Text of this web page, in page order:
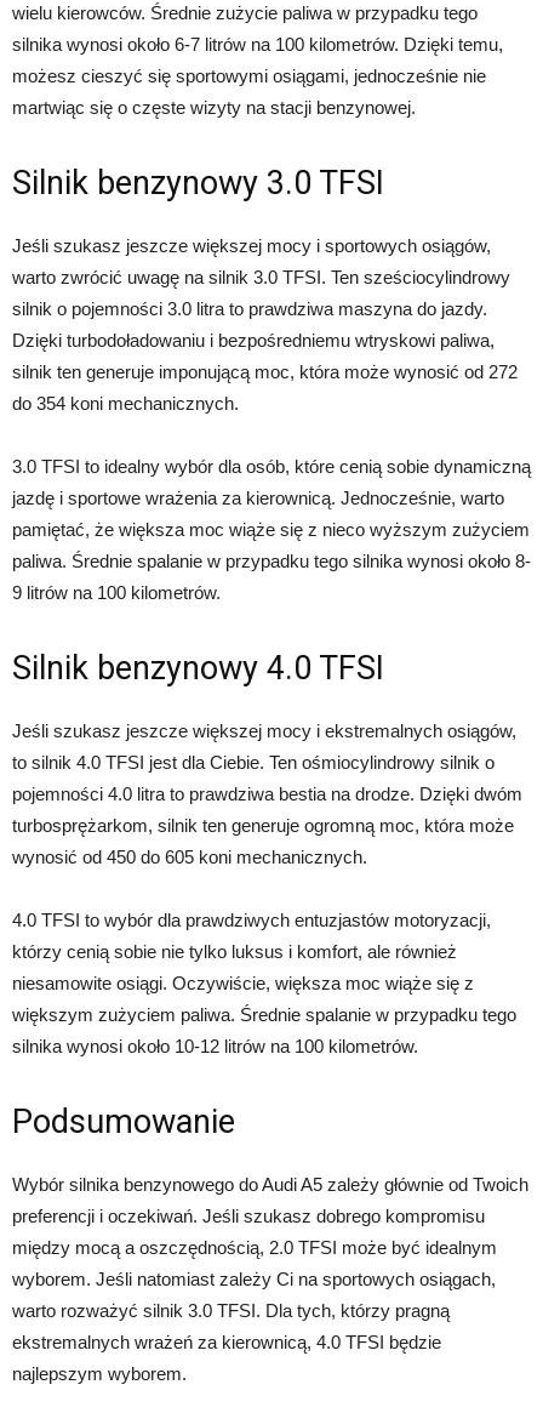
wielu kierowców. Średnie zużycie paliwa w przypadku tego
silnika wynosi około 6-7 litrów na 100 kilometrów. Dzięki temu,
możesz cieszyć się sportowymi osiągami, jednocześnie nie
martwiąc się o częste wizyty na stacji benzynowej.
Silnik benzynowy 3.0 TFSI
Jeśli szukasz jeszcze większej mocy i sportowych osiągów,
warto zwrócić uwagę na silnik 3.0 TFSI. Ten sześciocylindrowy
silnik o pojemności 3.0 litra to prawdziwa maszyna do jazdy.
Dzięki turbodoładowaniu i bezpośredniemu wtryskowi paliwa,
silnik ten generuje imponującą moc, która może wynosić od 272
do 354 koni mechanicznych.
3.0 TFSI to idealny wybór dla osób, które cenią sobie dynamiczną
jazdę i sportowe wrażenia za kierownicą. Jednocześnie, warto
pamiętać, że większa moc wiąże się z nieco wyższym zużyciem
paliwa. Średnie spalanie w przypadku tego silnika wynosi około 8-
9 litrów na 100 kilometrów.
Silnik benzynowy 4.0 TFSI
Jeśli szukasz jeszcze większej mocy i ekstremalnych osiągów,
to silnik 4.0 TFSI jest dla Ciebie. Ten ośmiocylindrowy silnik o
pojemności 4.0 litra to prawdziwa bestia na drodze. Dzięki dwóm
turbosprężarkom, silnik ten generuje ogromną moc, która może
wynosić od 450 do 605 koni mechanicznych.
4.0 TFSI to wybór dla prawdziwych entuzjastów motoryzacji,
którzy cenią sobie nie tylko luksus i komfort, ale również
niesamowite osiągi. Oczywiście, większa moc wiąże się z
większym zużyciem paliwa. Średnie spalanie w przypadku tego
silnika wynosi około 10-12 litrów na 100 kilometrów.
Podsumowanie
Wybór silnika benzynowego do Audi A5 zależy głównie od Twoich
preferencji i oczekiwań. Jeśli szukasz dobrego kompromisu
między mocą a oszczędnością, 2.0 TFSI może być idealnym
wyborem. Jeśli natomiast zależy Ci na sportowych osiągach,
warto rozważyć silnik 3.0 TFSI. Dla tych, którzy pragną
ekstremalnych wrażeń za kierownicą, 4.0 TFSI będzie
najlepszym wyborem.